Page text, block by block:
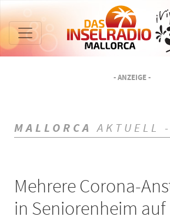
- ANZEIGE -
MALLORCA AKTUELL
Mehrere Corona-
in Seniorenheim